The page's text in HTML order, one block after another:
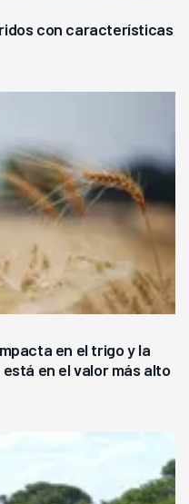
con características
en el trigo y la
en el valor más alto